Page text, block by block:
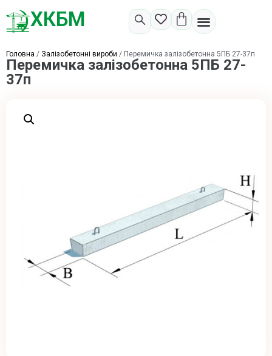
ХКБМ
Головна / Залізобетонні вироби / Перемичка залізобетонна 5ПБ 27-37п
Перемичка залізобетонна 5ПБ 27-
37п